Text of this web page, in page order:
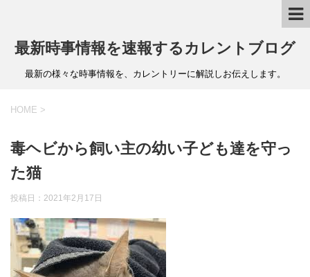
最新時事情報を速報するカレントブログ
最新の様々な時事情報を、カレントリーに解説しお伝えします。
HOME >
毒ヘビから飼い主の幼い子ども達を守っ
た猫
投稿日： 2021年2月17日